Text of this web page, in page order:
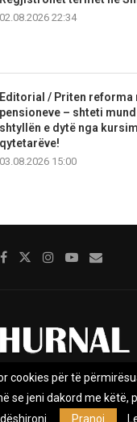
02.08.2026 22:34
Editorial / Priten reforma
pensioneve – shteti
shtyllën e dytë nga
qytetarëve!
03.08.2026 15:00
Impresumi Marketing
Privacy Policy
cookies për të
se jeni dakord me këtë,
Pranoj